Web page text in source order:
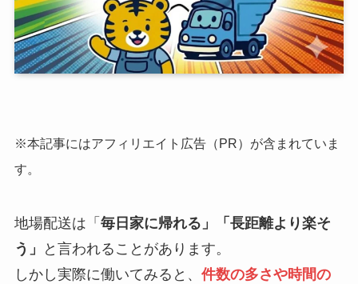
※本記事にはアフィリエイト広告（PR）が含まれていま
す。
地場配送は「 毎日家に帰れる」「長距離より楽そ
う」
と言われることがあります。
しかし実際に働いてみると、 件数の多さや時間の